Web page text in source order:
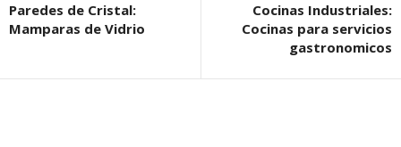
Paredes de Cristal:
Mamparas de Vidrio
Cocinas Industriales:
Cocinas para servicios
gastronomicos